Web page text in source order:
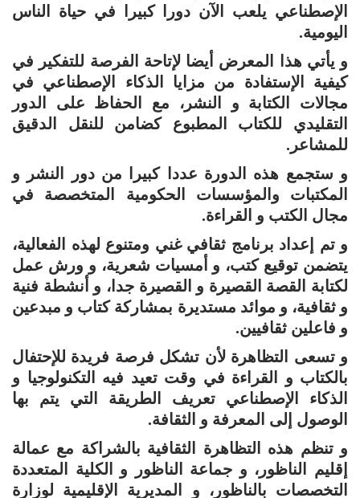
الإصطناعي يلعب الآن دورا كبيرا في حياة الناس
اليومية.
و يأتي هذا المعرض أيضا لإتاحة الفرصة للتفكير في
كيفية الإستفادة من مزايا الذكاء الإصطناعي في
مجالات الكتابة و النشر، مع الحفاظ على الدور
التقليدي للكتاب المطبوع كضامن للنقل الدقيق
للمشاعر.
و ستجمع هذه الدورة عددا كبيرا من دور النشر و
المكتبات والمؤسسات الحكومية المتخصصة في
مجال الكتب و القراءة.
و تم إعداد برنامج ثقافي غني ومتنوع لهذه الفعالية،
يتضمن توقيع كتب، و أمسيات شعرية، و ورش عمل
لكتابة القصة القصيرة و القصيرة جدا، و أنشطة فنية
و ثقافية، و موائد مستديرة بمشاركة كتاب و مبدعين
و فاعلين ثقافيين.
و تسعى التظاهرة لأن تشكل فرصة فريدة للإحتفال
بالكتاب و القراءة في وقت تعيد فيه التكنولوجيا و
الذكاء الإصطناعي تعريف الطريقة التي يتم بها
الوصول إلى المعرفة و الثقافة.
و تنظم هذه التظاهرة الثقافية بالشراكة مع عمالة
إقليم الناظور، و جماعة الناظور و الكلية المتعددة
التخصصات بالناظور، و المديرية الإقليمية لوزارة